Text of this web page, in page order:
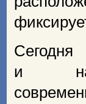
и на